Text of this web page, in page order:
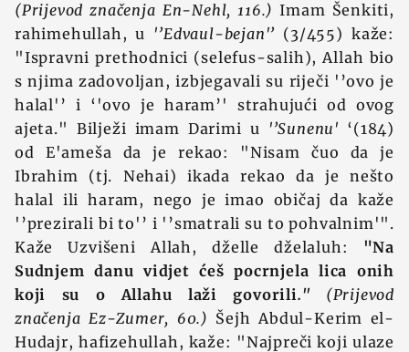
(Prijevod značenja En-Nehl, 116.) Imam Šenkiti,
rahimehullah, u '’Edvaul-bejan'’ (3/455) kaže:
"Ispravni prethodnici (selefus-salih), Allah bio
s njima zadovoljan, izbjegavali su riječi '’ovo je
halal'’ i ‘'ovo je haram’' strahujući od ovog
ajeta." Bilježi imam Darimi u '’Sunenu' ‘(184)
od E'ameša da je rekao: "Nisam čuo da je
Ibrahim (tj. Nehai) ikada rekao da je nešto
halal ili haram, nego je imao običaj da kaže
'’prezirali bi to'’ i '’smatrali su to pohvalnim'".
Kaže Uzvišeni Allah, dželle dželaluh: "Na
Sudnjem danu vidjet ćeš pocrnjela lica onih
koji su o Allahu laži govorili."
(Prijevod
značenja Ez-Zumer, 60.) Šejh Abdul-Kerim el-
Hudajr, hafizehullah, kaže: "Najpreči koji ulaze